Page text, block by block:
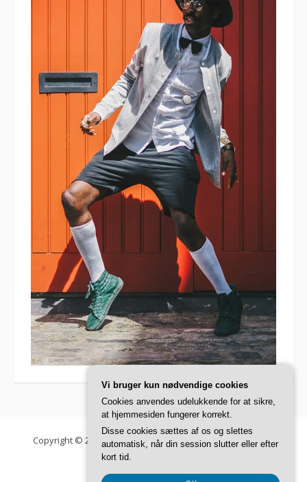
Copyright © 2026 Danish Fashion Institute. Alle rettigheder
forbeholdes.
Vi bruger kun nødvendige cookies
Cookies anvendes udelukkende for at sikre,
at hjemmesiden fungerer korrekt.
Disse cookies sættes af os og slettes
automatisk, når din session slutter eller efter
kort tid.